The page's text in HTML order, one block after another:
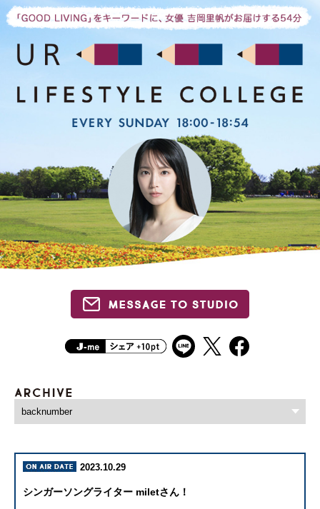
2023.10.29
シンガーソングライター miletさん！